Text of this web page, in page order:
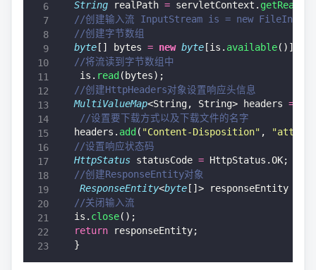
String realPath = servletContext.
//创建输入流 InputStream is = new
//创建字节数组
byte [] bytes = new byte [is. available()];
//将流读到字节数组中
is. read (bytes);
//创建HttpHeaders对象设置响应头信息
MultiValueMap<String, String> headers =
//设置要下载方式以及下载文件的名字
headers. add ( "Content-Disposition" , "
//设置响应状态码
HttpStatus statusCode = HttpStatus.OK;
//创建ResponseEntity对象
ResponseEntity<byte []> responseEntity
//关闭输入流
is. close();
return responseEntity;
}